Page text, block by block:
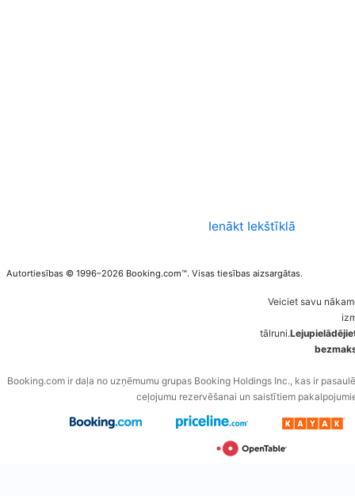
Ienākt Iekštīklā
Autortiesības © 1996–2026 Booking.com™. Visas tiesības aizsargātas.
Veiciet savu
tālruni.
Booking.com ir daļa no uzņēmumu grupas Booking Holdings Inc., kas ir
ceļojumu rezervēšanai un saistītiem